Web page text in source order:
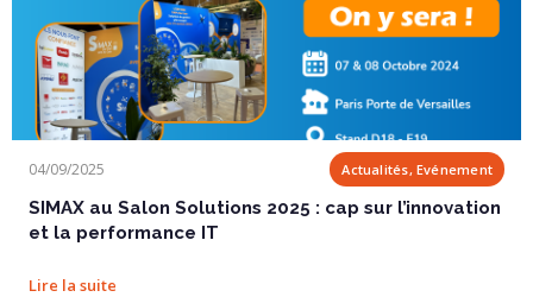
04/09/2025 Actualités, Evénement
SIMAX au Salon Solutions 2025 : cap sur l’innovation
et la performance IT
Lire la suite